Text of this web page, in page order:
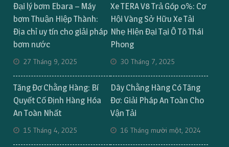
Đại lý bơm Ebara – Máy
bơm Thuận Hiệp Thành:
Địa chỉ uy tín cho giải pháp
bơm nước
27 Tháng 9, 2025
Xe TERA V8 Trả Góp 0%: Cơ
Hội Vàng Sở Hữu Xe Tải
Nhẹ Hiện Đại Tại Ô Tô Thái
Phong
30 Tháng 7, 2025
Tăng Đơ Chằng Hàng: Bí
Quyết Cố Định Hàng Hóa
An Toàn Nhất
15 Tháng 4, 2025
Dây Chằng Hàng Có Tăng
Đơ: Giải Pháp An Toàn Cho
Vận Tải
16 Tháng mười một, 2024